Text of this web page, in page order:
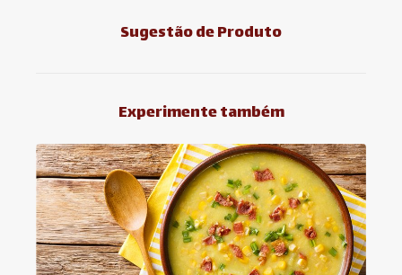
Sugestão de Produto
Experimente também